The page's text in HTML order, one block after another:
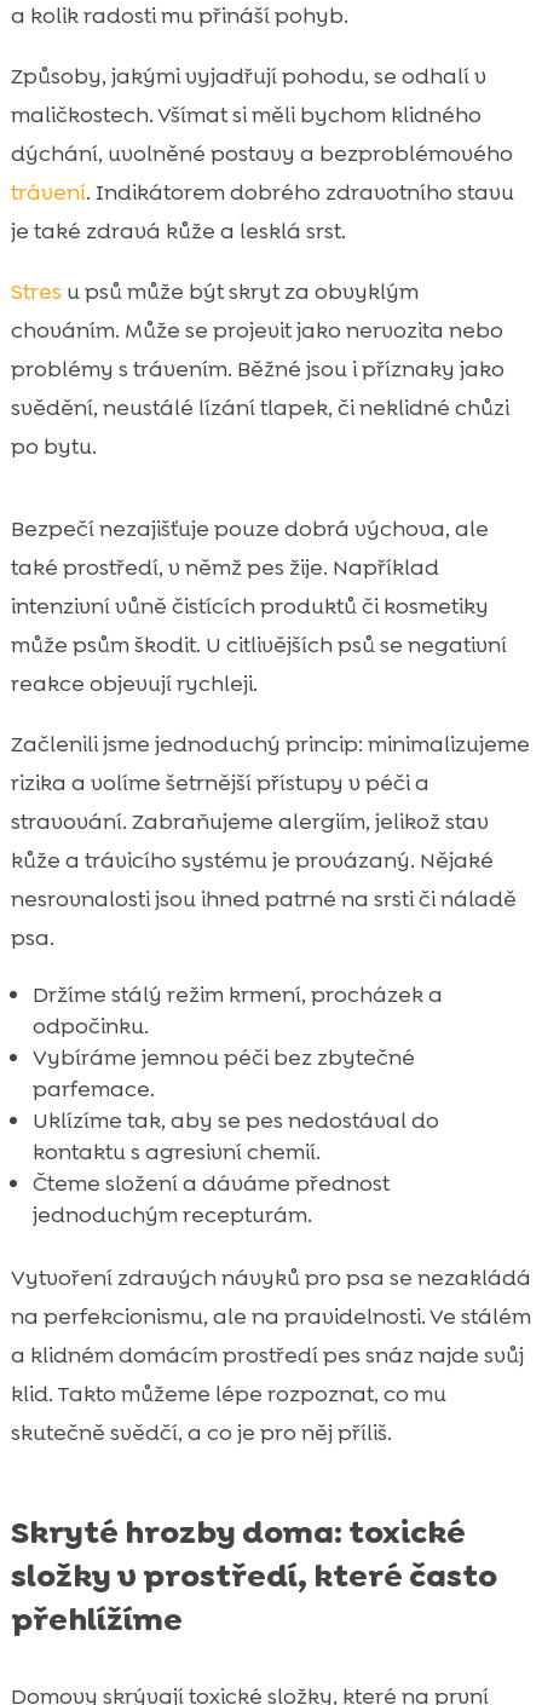
a kolik radosti mu přináší pohyb.
Způsoby, jakými vyjadřují pohodu, se odhalí v
maličkostech. Všímat si měli bychom klidného
dýchání, uvolněné postavy a bezproblémového
trávení. Indikátorem dobrého zdravotního stavu
je také zdravá kůže a lesklá srst.
Stres u psů může být skryt za obvyklým
chováním. Může se projevit jako nervozita nebo
problémy s trávením. Běžné jsou i příznaky jako
svědění, neustálé lízání tlapek, či neklidné chůzi
po bytu.
Bezpečí nezajišťuje pouze dobrá výchova, ale
také prostředí, v němž pes žije. Například
intenzivní vůně čistících produktů či kosmetiky
může psům škodit. U citlivějších psů se negativní
reakce objevují rychleji.
Začlenili jsme jednoduchý princip: minimalizujeme
rizika a volíme šetrnější přístupy v péči a
stravování. Zabraňujeme alergiím, jelikož stav
kůže a trávicího systému je provázaný. Nějaké
nesrovnalosti jsou ihned patrné na srsti či náladě
psa.
Držíme stálý režim krmení, procházek a
odpočinku.
Vybíráme jemnou péči bez zbytečné
parfemace.
Uklízíme tak, aby se pes nedostával do
kontaktu s agresivní chemií.
Čteme složení a dáváme přednost
jednoduchým recepturám.
Vytvoření zdravých návyků pro psa se nezakládá
na perfekcionismu, ale na pravidelnosti. Ve stálém
a klidném domácím prostředí pes snáz najde svůj
klid. Takto můžeme lépe rozpoznat, co mu
skutečně svědčí, a co je pro něj příliš.
Skryté hrozby doma: toxické
složky v prostředí, které často
přehlížíme
Domovy skrývají toxické složky, které na první